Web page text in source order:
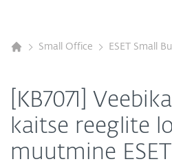
Small Office ESET Small
[KB7071]
kaitse reeglite
muutmine